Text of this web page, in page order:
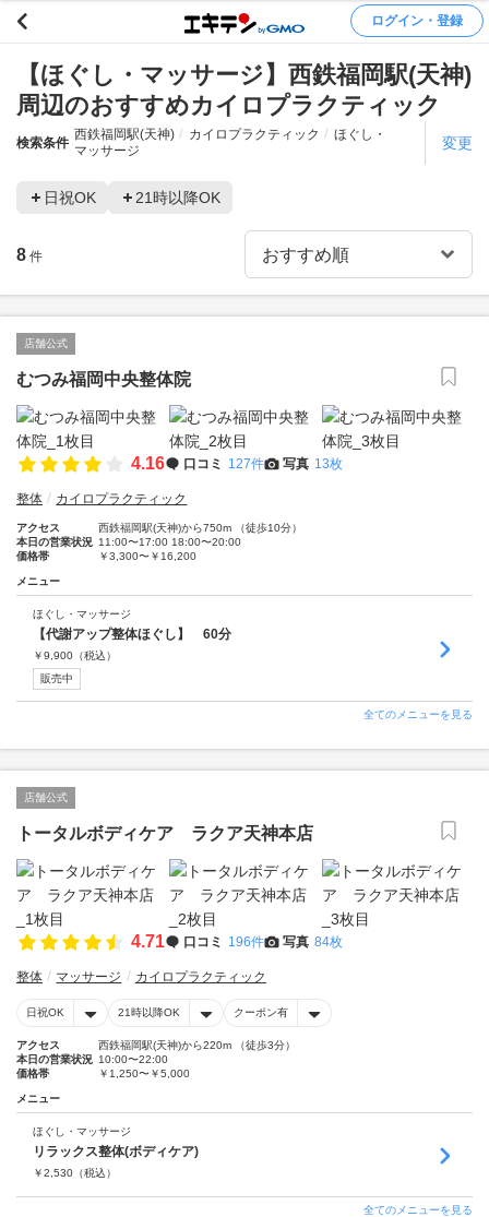
ログイン・登録
【ほぐし・マッサージ】西鉄福岡駅(天神)
周辺のおすすめカイロプラクティック
検索条件
西鉄福岡駅(天神) カイロプラクティック
ほぐし・
マッサージ
変更
日祝OK 21時以降OK
8 件
店舗公式
むつみ福岡中央整体院
4.16 口コミ 127件 写真 13枚
整体 カイロプラクティック
アクセス
西鉄福岡駅(天神)から750m （徒歩10分）
本日の営業状況 11:00〜17:00 18:00〜20:00
価格帯
￥3,300〜￥16,200
メニュー
ほぐし・マッサージ
【代謝アップ整体ほぐし】 60分
￥9,900 （税込）
販売中
全てのメニューを見る
店舗公式
トータルボディケア ラクア天神本店
4.71 口コミ 196件 写真 84枚
整体 マッサージ カイロプラクティック
日祝OK 21時以降OK クーポン有
アクセス
西鉄福岡駅(天神)から220m （徒歩3分）
本日の営業状況 10:00〜22:00
価格帯
￥1,250〜￥5,000
メニュー
ほぐし・マッサージ
リラックス整体(ボディケア)
￥2,530 （税込）
全てのメニューを見る